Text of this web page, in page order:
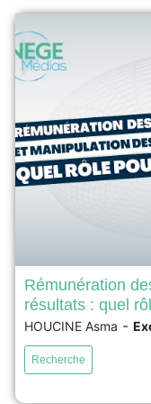
Notre étude
dirigeants sur la
dans les
responsabilité
entreprises
Rémunération
résultats : quel
HOUCINE Asma -
Recherche